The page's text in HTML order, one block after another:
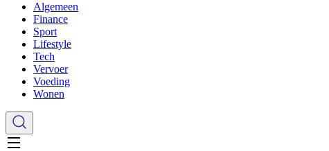
Algemeen
Finance
Sport
Lifestyle
Tech
Vervoer
Voeding
Wonen